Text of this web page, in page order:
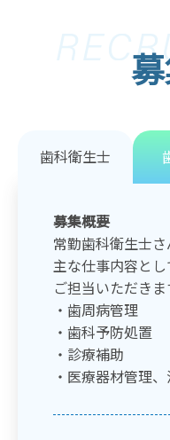
歯科衛生士
募集概要
常勤歯科衛生士
主な仕事内容と
ご担当いただきま
・歯周病管理
・歯科予防処置
・診療補助
・医療器材管理